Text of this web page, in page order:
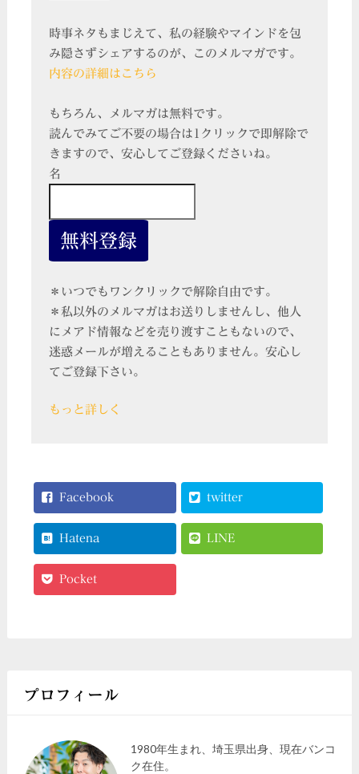
時事ネタもまじえて、私の経験やマインドを包
み隠さずシェアするのが、このメルマガです。
内容の詳細はこちら
もちろん、メルマガは無料です。
読んでみてご不要の場合は1クリックで即解除で
きますので、安心してご登録くださいね。
名
＊いつでもワンクリックで解除自由です。
＊私以外のメルマガはお送りしませんし、他人
にメアド情報などを売り渡すこともないので、
迷惑メールが増えることもありません。安心し
てご登録下さい。
もっと詳しく
Facebook twitter
Hatena LINE
Pocket
プロフィール
1980年生まれ、埼玉県出身、現在バンコ
ク在住。